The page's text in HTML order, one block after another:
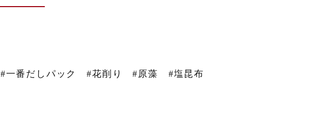
#一番だしパック #花削り #原藻
#塩昆布